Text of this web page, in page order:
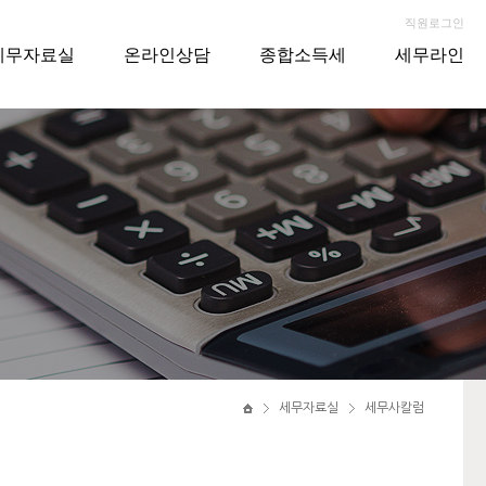
직원로그인
무자료실 온라인상담 종합소득세 세무라인
세무자료실 세무사칼럼